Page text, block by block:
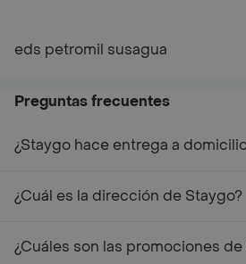
eds petromil susagua
Preguntas frecuentes
¿Staygo hace entrega a
¿Cuál es la dirección de Staygo?
¿Cuáles son las promociones de